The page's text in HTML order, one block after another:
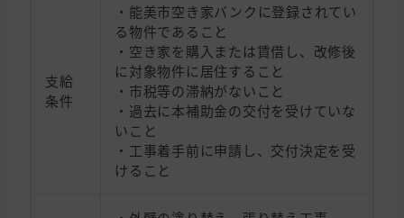
支給
条件
・能美市空き家バンクに登録されてい
る物件であること
・空き家を購入または賃借し、改修後
に対象物件に居住すること
・市税等の滞納がないこと
・過去に本補助金の交付を受けていな
いこと
・工事着手前に申請し、交付決定を受
けること